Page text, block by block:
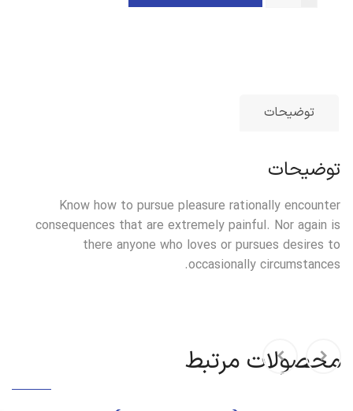
توضیحات
توضیحات
Know how to pursue pleasure rationally encounter
consequences that are extremely painful. Nor again is
there anyone who loves or pursues desires to
occasionally circumstances.
محصولات مرتبط